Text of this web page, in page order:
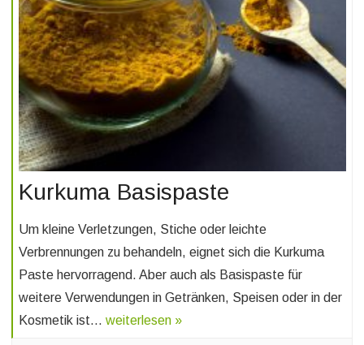
Kurkuma Basispaste
Um kleine Verletzungen, Stiche oder leichte
Verbrennungen zu behandeln, eignet sich die Kurkuma
Paste hervorragend. Aber auch als Basispaste für
weitere Verwendungen in Getränken, Speisen oder in der
Kosmetik ist… weiterlesen »